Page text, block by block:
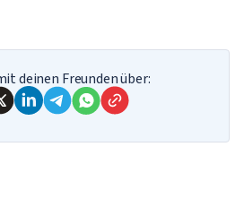
deinen Freunden über: